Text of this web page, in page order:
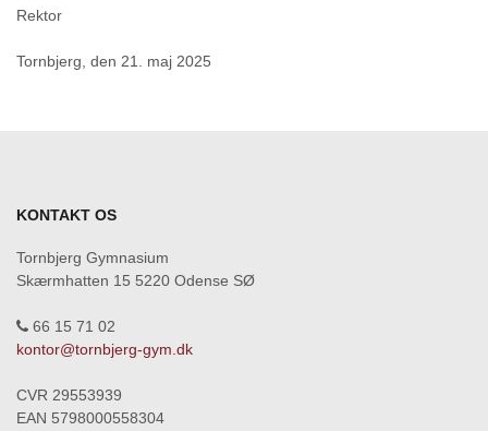
Rektor
Tornbjerg, den 21. maj 2025
KONTAKT OS
Tornbjerg Gymnasium
Skærmhatten 15 5220 Odense SØ
66 15 71 02
kontor@tornbjerg-gym.dk
CVR 29553939
EAN 5798000558304